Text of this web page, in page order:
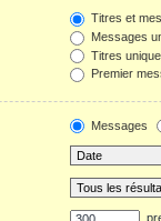
Titres et
Messages
Titres
Premier
Messages